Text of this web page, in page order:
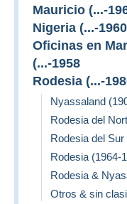
Mauricio (...-
Nigeria (...-
Oficinas en
(...-1958
Rodesia (...-
Nyassaland
Rodesia del
Rodesia del Sur
Rodesia (1964-
Rodesia &
Otros & sin